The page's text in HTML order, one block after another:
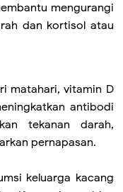
mengurangi
dan kortisol atau
matahari, vitamin D
antibodi
tekanan darah,
pernapasan.
keluarga kacang